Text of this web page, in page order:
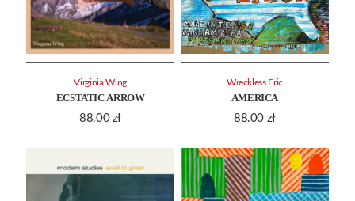
ECSTATIC ARROW
88.00 zł
Virginia Wing
AMERICA
88.00 zł
Wreckless Eric